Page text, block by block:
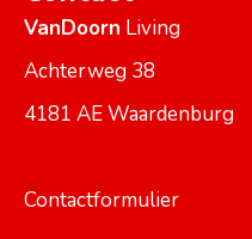
VanDoorn Living
Achterweg 38
4181 AE Waardenburg
Contactformulier